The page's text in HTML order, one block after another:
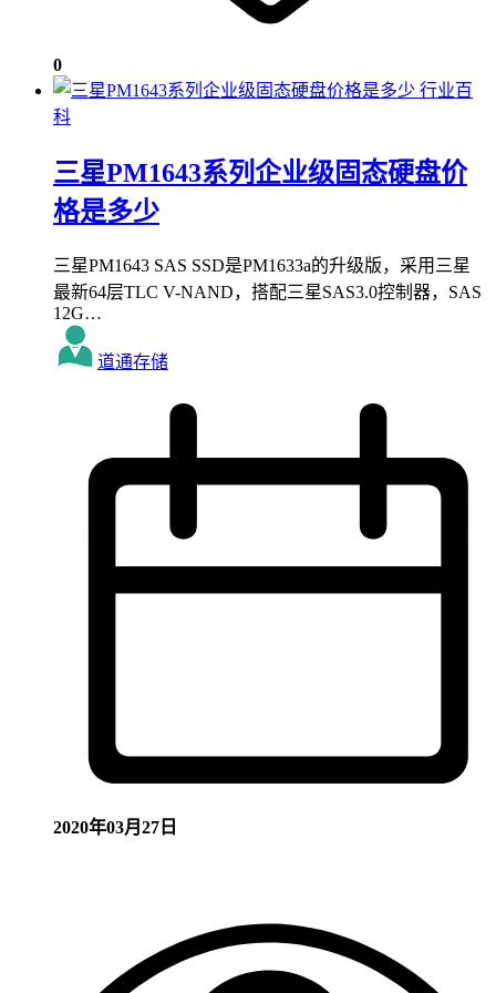
0
行业百
科
三星PM1643系列企业级固态硬盘价
格是多少
三星PM1643 SAS SSD是PM1633a的升级版，采用三星
最新64层TLC V-NAND，搭配三星SAS3.0控制器，SAS
12G…
道通存储
2020年03月27日